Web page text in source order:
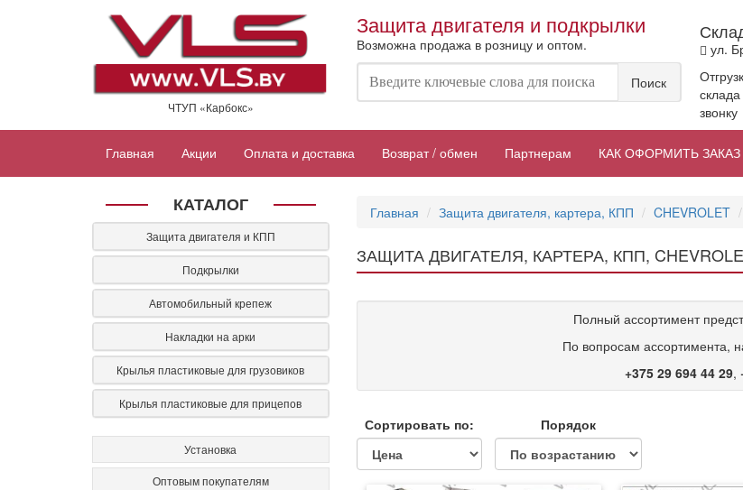
ЧТУП «Карбокс»
ул.
звонку
Защита двигателя и подкрылки
Возможна продажа в розницу и оптом.
Поиск
Главная Акции Оплата и доставка Возврат / обмен Партнерам КАК ОФОРМИТЬ ЗАКАЗ
КАТАЛОГ
Защита двигателя и КПП
Подкрылки
Автомобильный крепеж
Накладки на арки
Крылья пластиковые для грузовиков
Крылья пластиковые для прицепов
Установка
Оптовым покупателям
Главная Защита двигателя, картера, КПП CHEVROLET
ЗАЩИТА ДВИГАТЕЛЯ, КАРТЕРА, КПП,
Полный ассортимент
По вопросам ассортимента,
+375 29 694 44 29,
Сортировать по: Порядок